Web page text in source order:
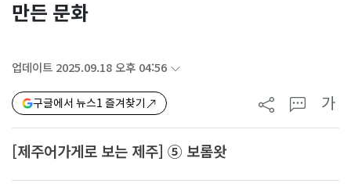
만든 문화
업데이트 2025.09.18 오후 04:56
구글에서 뉴스1 즐겨찾기 가
[제주어가게로 보는 제주] ⑤ 보롬왓